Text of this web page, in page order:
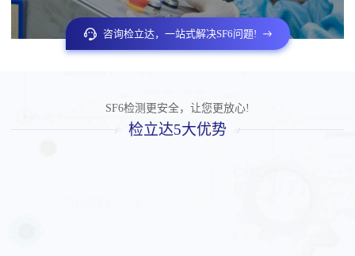
咨询检立达，一站式解决SF6问题!
SF6检测更安全，让您更放心!
检立达5大优势